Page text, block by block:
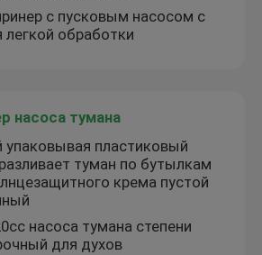
с пусковым насосом с
обработки
насоса тумана
упаковывая пластиковый
туман по бутылкам
крема пустой
насоса тумана степени
для духов